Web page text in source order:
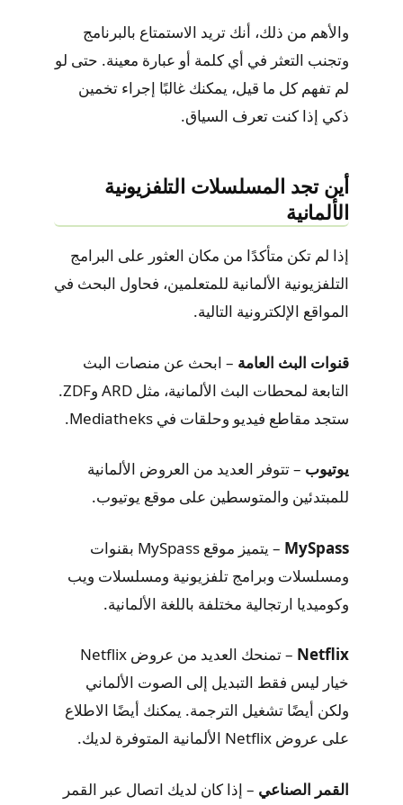
والأهم من ذلك، أنك تريد الاستمتاع بالبرنامج
وتجنب التعثر في أي كلمة أو عبارة معينة. حتى لو
لم تفهم كل ما قيل، يمكنك غالبًا إجراء تخمين
ذكي إذا كنت تعرف السياق.
أين تجد المسلسلات التلفزيونية
الألمانية
إذا لم تكن متأكدًا من مكان العثور على البرامج
التلفزيونية الألمانية للمتعلمين، فحاول البحث في
المواقع الإلكترونية التالية.
قنوات البث العامة – ابحث عن منصات البث
التابعة لمحطات البث الألمانية، مثل ARD وZDF.
ستجد مقاطع فيديو وحلقات في Mediatheks.
يوتيوب – تتوفر العديد من العروض الألمانية
للمبتدئين والمتوسطين على موقع يوتيوب.
MySpass
– يتميز موقع MySpass بقنوات
ومسلسلات وبرامج تلفزيونية ومسلسلات ويب
وكوميديا ارتجالية مختلفة باللغة الألمانية.
Netflix
– تمنحك العديد من عروض Netflix
خيار ليس فقط التبديل إلى الصوت الألماني
ولكن أيضًا تشغيل الترجمة. يمكنك أيضًا الاطلاع
على عروض Netflix الألمانية المتوفرة لديك.
القمر الصناعي – إذا كان لديك اتصال عبر القمر